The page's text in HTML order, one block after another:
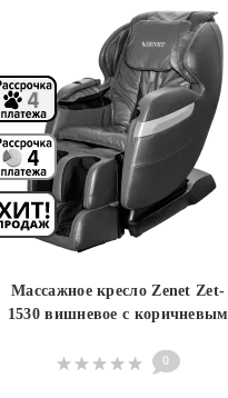
Массажное кресло Zenet Zet-
1530 вишневое с коричневым
0